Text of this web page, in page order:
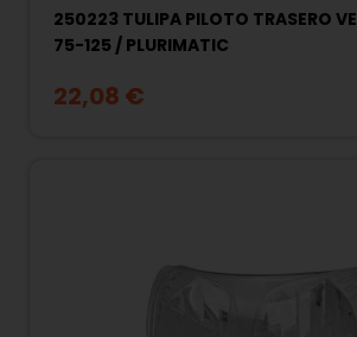
250223 TULIPA PILOTO TRASERO
75-125 / PLURIMATIC
22,08 €